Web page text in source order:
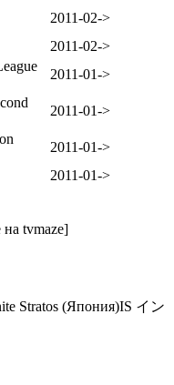
2011-02->
2011-02->
2011-01->
2011-01->
2011-01->
2011-01->
на tvmaze]
Stratos (Япония)IS イン